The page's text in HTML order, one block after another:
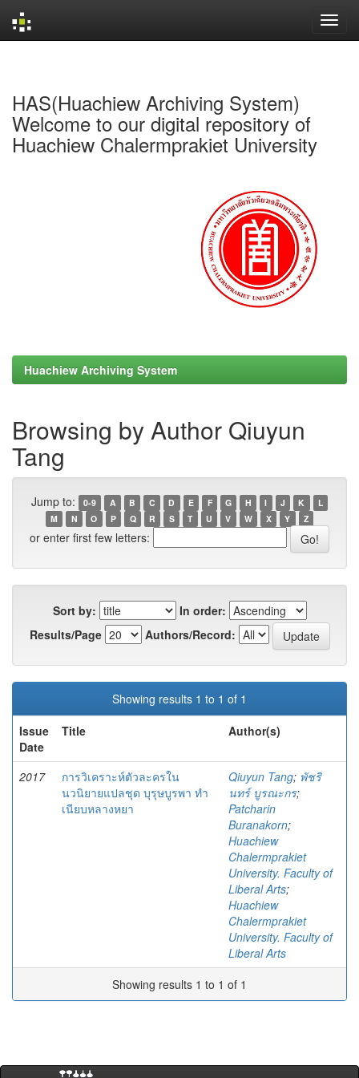
HAS(Huachiew Archiving System)
Welcome to our digital repository of
Huachiew Chalermprakiet University
Huachiew Archiving System
Browsing by Author Qiuyun
Tang
Jump to: 0-9 A B C D E F G H I J K
L
M
N O P Q R S T U V W X Y Z
or enter first few letters:
Sort by:
In order:
Results/Page
Authors/Record:
Showing results 1 to 1 of 1
Issue
Date
Title Author(s)
2017
การวิเคราะห์ตัวละครใน
นวนิยายแปลชุด บุรุษบูรพา ทำ
เนียบหลางหยา
Qiuyun Tang; พัชริ
นทร์ บูรณะกร;
Patcharin
Buranakorn;
Huachiew
Chalermprakiet
University. Faculty of
Liberal Arts;
Huachiew
Chalermprakiet
University. Faculty of
Liberal Arts
Showing results 1 to 1 of 1